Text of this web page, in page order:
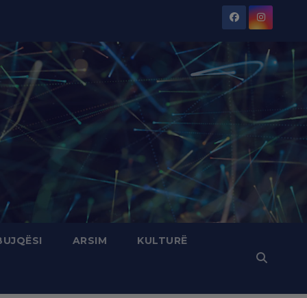
ARSIM KULTURË